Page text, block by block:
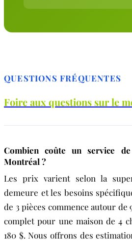
QUESTIONS FRÉQUENTES
Foire aux questions sur le
Combien coûte un service
Montréal ?
Les prix varient selon la
demeure et les besoins
de 3 pièces commence autour de
complet pour une maison de 4
180 $. Nous offrons des